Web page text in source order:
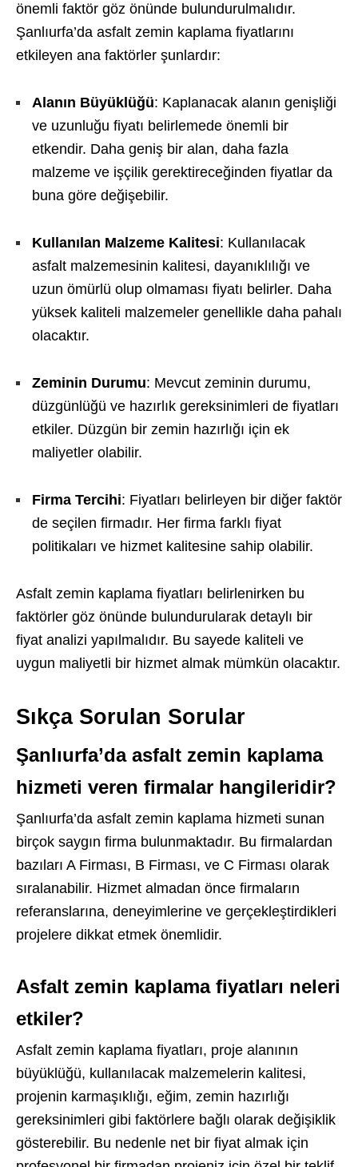
önemli faktör göz önünde bulundurulmalıdır.
Şanlıurfa’da asfalt zemin kaplama fiyatlarını
etkileyen ana faktörler şunlardır:
Alanın Büyüklüğü: Kaplanacak alanın genişliği
ve uzunluğu fiyatı belirlemede önemli bir
etkendir. Daha geniş bir alan, daha fazla
malzeme ve işçilik gerektireceğinden fiyatlar da
buna göre değişebilir.
Kullanılan Malzeme Kalitesi: Kullanılacak
asfalt malzemesinin kalitesi, dayanıklılığı ve
uzun ömürlü olup olmaması fiyatı belirler. Daha
yüksek kaliteli malzemeler genellikle daha pahalı
olacaktır.
Zeminin Durumu: Mevcut zeminin durumu,
düzgünlüğü ve hazırlık gereksinimleri de fiyatları
etkiler. Düzgün bir zemin hazırlığı için ek
maliyetler olabilir.
Firma Tercihi: Fiyatları belirleyen bir diğer faktör
de seçilen firmadır. Her firma farklı fiyat
politikaları ve hizmet kalitesine sahip olabilir.
Asfalt zemin kaplama fiyatları belirlenirken bu
faktörler göz önünde bulundurularak detaylı bir
fiyat analizi yapılmalıdır. Bu sayede kaliteli ve
uygun maliyetli bir hizmet almak mümkün olacaktır.
Sıkça Sorulan Sorular
Şanlıurfa’da asfalt zemin kaplama
hizmeti veren firmalar hangileridir?
Şanlıurfa’da asfalt zemin kaplama hizmeti sunan
birçok saygın firma bulunmaktadır. Bu firmalardan
bazıları A Firması, B Firması, ve C Firması olarak
sıralanabilir. Hizmet almadan önce firmaların
referanslarına, deneyimlerine ve gerçekleştirdikleri
projelere dikkat etmek önemlidir.
Asfalt zemin kaplama fiyatları neleri
etkiler?
Asfalt zemin kaplama fiyatları, proje alanının
büyüklüğü, kullanılacak malzemelerin kalitesi,
projenin karmaşıklığı, eğim, zemin hazırlığı
gereksinimleri gibi faktörlere bağlı olarak değişiklik
gösterebilir. Bu nedenle net bir fiyat almak için